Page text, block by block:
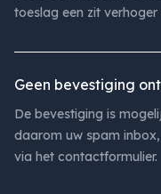
toeslag een zit
Geen bevestiging
De bevestiging is
daarom uw spam
via het contactformulier.